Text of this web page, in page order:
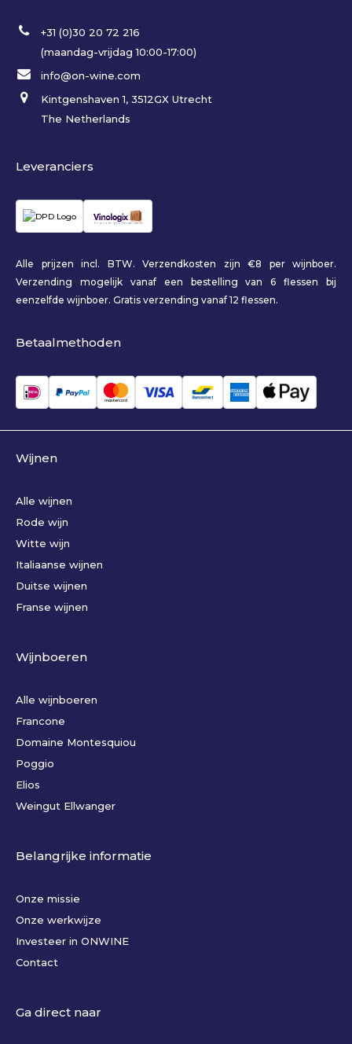
+31 (0)30 20 72 216
(maandag-vrijdag 10:00-17:00)
info@on-wine.com
Kintgenshaven 1, 3512GX Utrecht
The Netherlands
Leveranciers
Alle prijzen incl. BTW. Verzendkosten zijn €8 per wijnboer.
Verzending mogelijk vanaf een bestelling van 6 flessen bij
eenzelfde wijnboer. Gratis verzending vanaf 12 flessen.
Betaalmethoden
Wijnen
Alle wijnen
Rode wijn
Witte wijn
Italiaanse wijnen
Duitse wijnen
Franse wijnen
Wijnboeren
Alle wijnboeren
Francone
Domaine Montesquiou
Poggio
Elios
Weingut Ellwanger
Belangrijke informatie
Onze missie
Onze werkwijze
Investeer in ONWINE
Contact
Ga direct naar